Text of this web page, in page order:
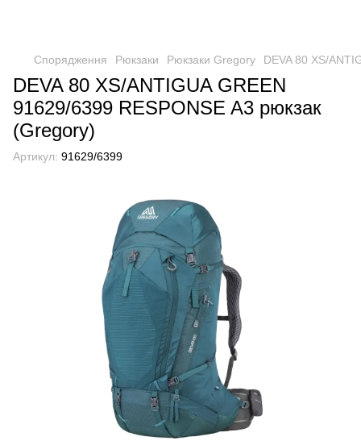
Спорядження Рюкзаки Рюкзаки Gregory DEVA 80 XS/
DEVA 80 XS/ANTIGUA GREEN
91629/6399 RESPONSE A3 рюкзак
(Gregory)
Артикул: 91629/6399